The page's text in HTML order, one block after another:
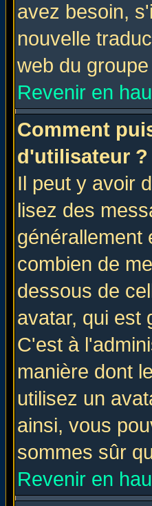
avez besoin,
nouvelle
web du
Revenir en
Comment
d'utilisateur ?
Il peut y avoir
lisez des
générallement
combien de
dessous de
avatar, qui est
C'est à
manière dont
utilisez un
ainsi, vous
sommes sûr
Revenir en